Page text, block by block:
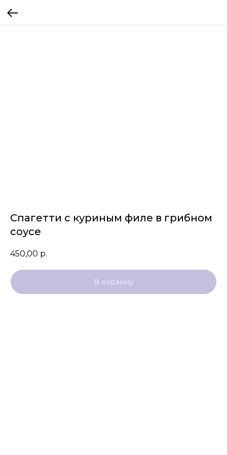
Спагетти с куриным филе в грибном
соусе
450,00 р.
В корзину